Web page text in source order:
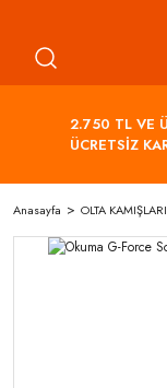
2.750 TL VE
ÜCRETSİZ
Anasayfa OLTA KAMIŞLARI